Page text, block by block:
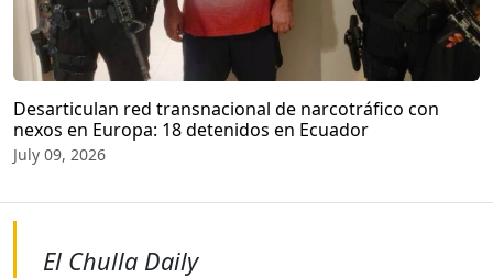
Desarticulan red transnacional de narcotráfico con
nexos en Europa: 18 detenidos en Ecuador
July 09, 2026
El Chulla Daily